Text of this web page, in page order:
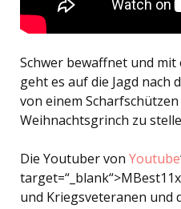
Schwer bewaffnet und
geht es auf die Jagd nach
von einem
Weihnachtsgrinch zu
Die Youtuber von Youtube
und Kriegsveteranen und